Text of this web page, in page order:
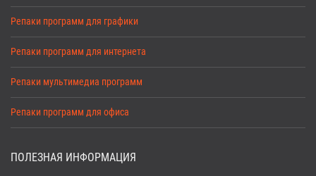
Репаки программ для графики
Репаки программ для интернета
Репаки мультимедиа программ
Репаки программ для офиса
ПОЛЕЗНАЯ ИНФОРМАЦИЯ